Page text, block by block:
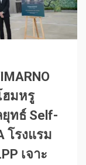
ฮมหรู
ทธ์ Self-
โรงแรม
เจาะ